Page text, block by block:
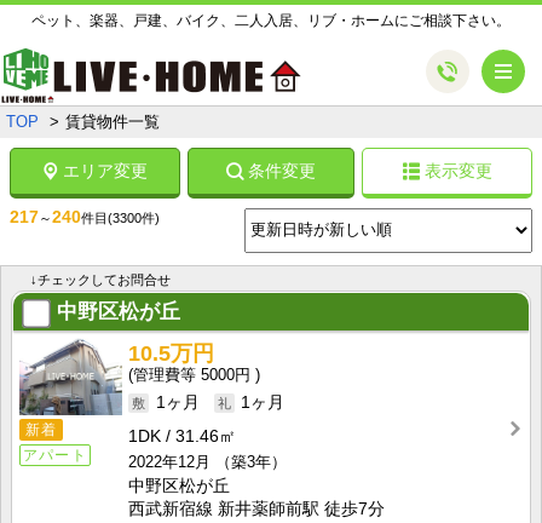
ペット、楽器、戸建、バイク、二人入居、リブ・ホームにご相談下さい。
TOP 賃貸物件一覧
エリア変更 条件変更 表示変更
217～240件目(3300件)
↓チェックしてお問合せ
中野区松が丘
新着
アパート
10.5万円
5000円
1ヶ月
1ヶ月
1DK
31.46㎡
2022年12月
（築3年）
中野区松が丘
西武新宿線 新井薬師前駅 徒歩7分